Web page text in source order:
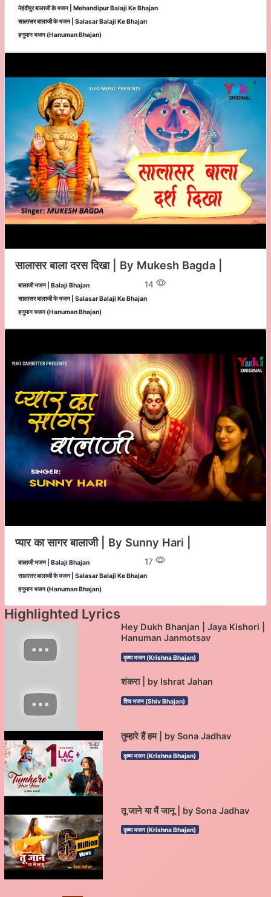
मेहंदीपुर बालाजी के भजन | Mehandipur Balaji Ke Bhajan
सालासर बालाजी के भजन | Salasar Balaji Ke Bhajan
हनुमान भजन (Hanuman Bhajan)
सालासर बाला दरस दिखा | By Mukesh Bagda |
बालाजी भजन | Balaji Bhajan
सालासर बालाजी के भजन | Salasar Balaji Ke Bhajan
हनुमान भजन (Hanuman Bhajan)
14
प्यार का सागर बालाजी | By Sunny Hari |
बालाजी भजन | Balaji Bhajan
सालासर बालाजी के भजन | Salasar Balaji Ke Bhajan
हनुमान भजन (Hanuman Bhajan)
17
Highlighted Lyrics
Hey Dukh Bhanjan | Jaya Kishori |
Hanuman Janmotsav
कृष्ण भजन (Krishna Bhajan)
शंकरा | by Ishrat Jahan
शिव भजन (Shiv Bhajan)
तुम्हारे हैं हम | by Sona Jadhav
कृष्ण भजन (Krishna Bhajan)
तू जाने या मैं जानू | by Sona Jadhav
कृष्ण भजन (Krishna Bhajan)